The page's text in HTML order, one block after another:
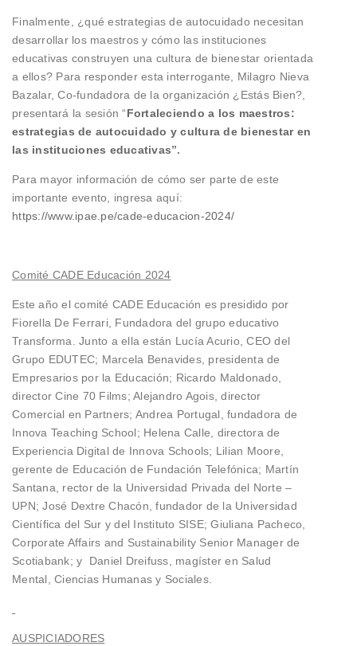
Finalmente, ¿qué estrategias de autocuidado necesitan
desarrollar los maestros y cómo las instituciones
educativas construyen una cultura de bienestar orientada
a ellos? Para responder esta interrogante, Milagro Nieva
Bazalar, Co-fundadora de la organización ¿Estás Bien?,
presentará la sesión “Fortaleciendo a los maestros:
estrategias de autocuidado y cultura de bienestar en
las instituciones educativas”.
Para mayor información de cómo ser parte de este
importante evento, ingresa aquí:
https://www.ipae.pe/cade-educacion-2024/
Comité CADE Educación 2024
Este año el comité CADE Educación es presidido por
Fiorella De Ferrari, Fundadora del grupo educativo
Transforma. Junto a ella están Lucía Acurio, CEO del
Grupo EDUTEC; Marcela Benavides, presidenta de
Empresarios por la Educación; Ricardo Maldonado,
director Cine 70 Films; Alejandro Agois, director
Comercial en Partners; Andrea Portugal, fundadora de
Innova Teaching School; Helena Calle, directora de
Experiencia Digital de Innova Schools; Lilian Moore,
gerente de Educación de Fundación Telefónica; Martín
Santana, rector de la Universidad Privada del Norte –
UPN; José Dextre Chacón, fundador de la Universidad
Científica del Sur y del Instituto SISE; Giuliana Pacheco,
Corporate Affairs and Sustainability Senior Manager de
Scotiabank; y Daniel Dreifuss, magíster en Salud
Mental, Ciencias Humanas y Sociales.
AUSPICIADORES